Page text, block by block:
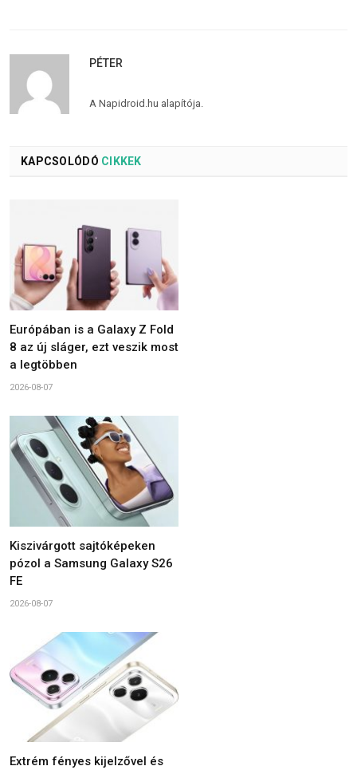
PÉTER
A Napidroid.hu alapítója.
KAPCSOLÓDÓ CIKKEK
Európában is a Galaxy Z Fold
8 az új sláger, ezt veszik most
a legtöbben
2026-08-07
Kiszivárgott sajtóképeken
pózol a Samsung Galaxy S26
FE
2026-08-07
Extrém fényes kijelzővel és